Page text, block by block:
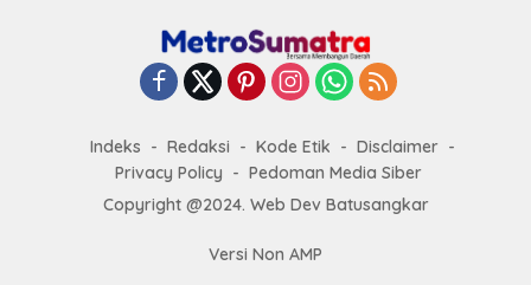
Indeks Redaksi Kode Etik
Disclaimer
Privacy Policy
Pedoman Media Siber
Copyright @2024. Web Dev Batusangkar
Versi Non AMP